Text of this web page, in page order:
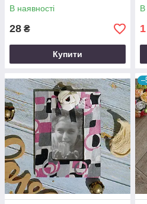
В наявності
28 ₴
Купити
В